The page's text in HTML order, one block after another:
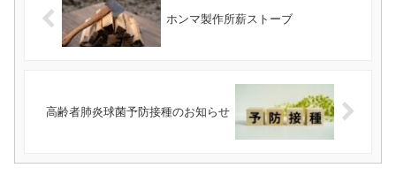
ホンマ製作所薪ストーブ
高齢者肺炎球菌予防接種のお知らせ